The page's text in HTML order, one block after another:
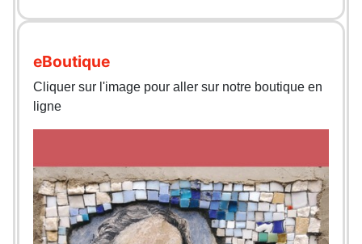
eBoutique
Cliquer sur l'image pour aller sur notre boutique en
ligne